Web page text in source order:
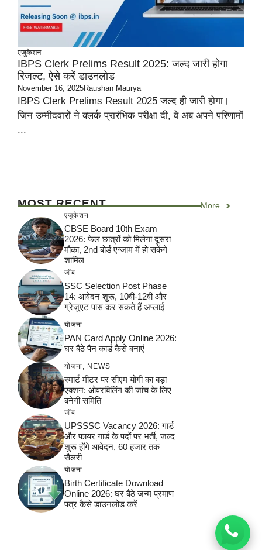
एजुकेशन
IBPS Clerk Prelims Result 2025: जल्द जारी होगा
रिजल्ट, ऐसे करें डाउनलोड
November 16, 2025Raushan Maurya
IBPS Clerk Prelims Result 2025 जल्द ही जारी होगा।
जिन उम्मीदवारों ने क्लर्क प्रारंभिक परीक्षा दी, वे अब अपने परिणामों
...
MOST RECENT More
एजुकेशन
CBSE Board 10th Exam
2026: फेल छात्रों को मिलेगा दूसरा
मौका, 2nd बोर्ड एग्जाम में हो सकेंगे
शामिल
जॉब
SSC Selection Post Phase
14: आवेदन शुरू, 10वीं-12वीं और
ग्रेजुएट पास कर सकते हैं अप्लाई
योजना
PAN Card Apply Online 2026:
घर बैठे पैन कार्ड कैसे बनाएं
योजना NEWS
स्मार्ट मीटर पर सीएम योगी का बड़ा
एक्शन: ओवरबिलिंग की जांच के लिए
बनेगी समिति
जॉब
UPSSSC Vacancy 2026: गार्ड
और फायर गार्ड के पदों पर भर्ती, जल्द
शुरू होंगे आवेदन, 60 हजार तक
सैलरी
योजना
Birth Certificate Download
Online 2026: घर बैठे जन्म प्रमाण
पत्र कैसे डाउनलोड करें